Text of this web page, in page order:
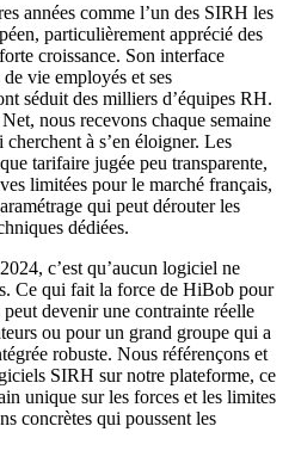
années comme l’un des SIRH les
particulièrement apprécié des
croissance. Son interface
vie employés et ses
séduit des milliers d’équipes RH.
nous recevons chaque semaine
cherchent à s’en éloigner. Les
tarifaire jugée peu transparente,
limitées pour le marché français,
qui peut dérouter les
dédiées.
c’est qu’aucun logiciel ne
Ce qui fait la force de HiBob pour
devenir une contrainte réelle
ou pour un grand groupe qui a
robuste. Nous référençons et
SIRH sur notre plateforme, ce
unique sur les forces et les limites
concrètes qui poussent les